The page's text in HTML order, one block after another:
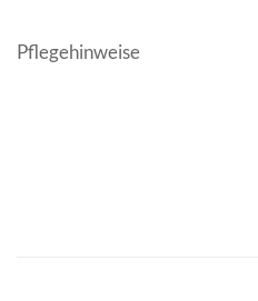
Pflegehinweise